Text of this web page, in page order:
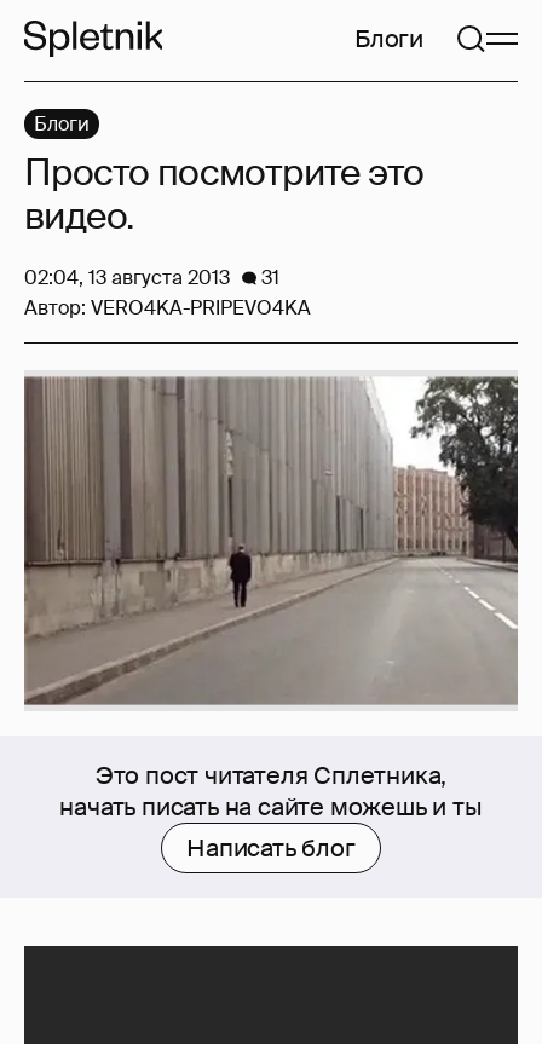
Блоги
Это пост читателя Сплетника,
начать писать на сайте можешь и ты
Написать блог
Блоги
Просто посмотрите это
видео.
02:04, 13 августа 2013
31
Автор: VERO4KA-PRIPEVO4KA